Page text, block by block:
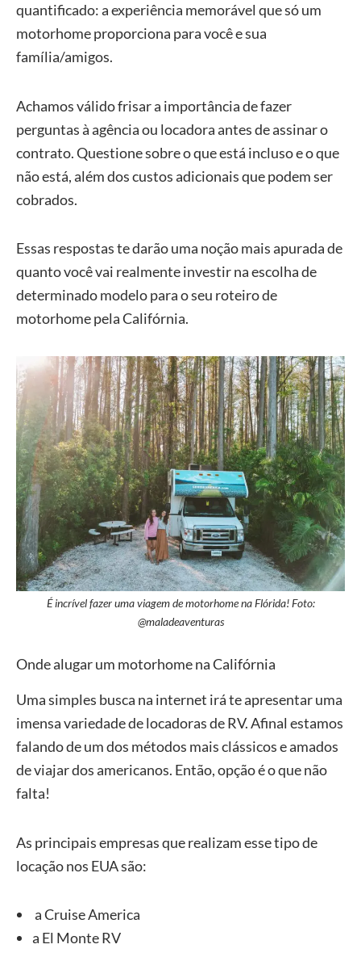
quantificado: a experiência memorável que só um
motorhome proporciona para você e sua
família/amigos.
Achamos válido frisar a importância de fazer
perguntas à agência ou locadora antes de assinar o
contrato. Questione sobre o que está incluso e o que
não está, além dos custos adicionais que podem ser
cobrados.
Essas respostas te darão uma noção mais apurada de
quanto você vai realmente investir na escolha de
determinado modelo para o seu roteiro de
motorhome pela Califórnia.
É incrível fazer uma viagem de motorhome na Flórida! Foto:
@maladeaventuras
Onde alugar um motorhome na Califórnia
Uma simples busca na internet irá te apresentar uma
imensa variedade de locadoras de RV. Afinal estamos
falando de um dos métodos mais clássicos e amados
de viajar dos americanos. Então, opção é o que não
falta!
As principais empresas que realizam esse tipo de
locação nos EUA são:
a Cruise America
a El Monte RV